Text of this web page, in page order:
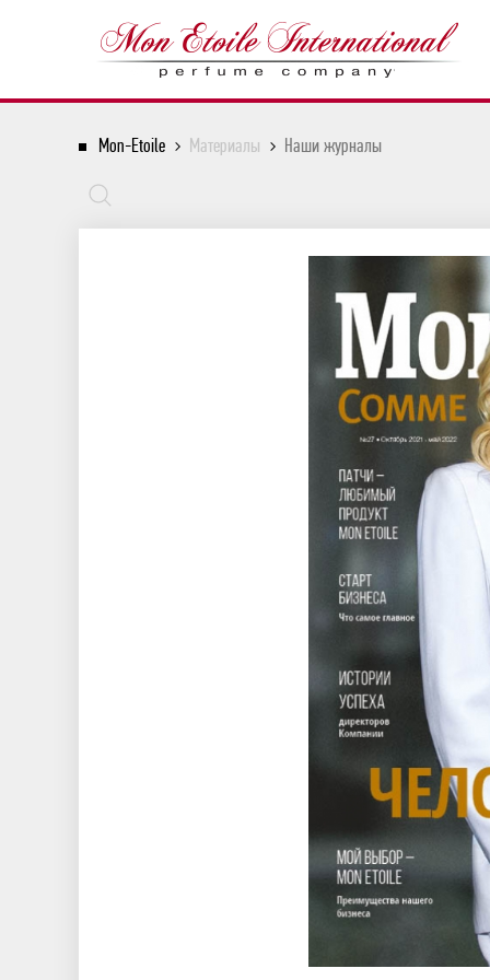
Mon-Etoile Материалы Наши журналы